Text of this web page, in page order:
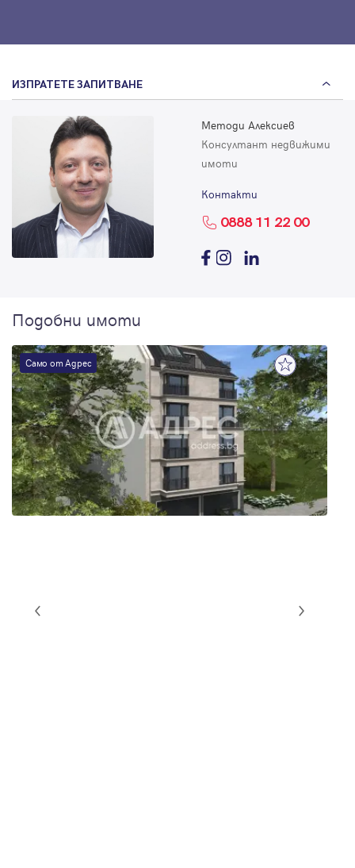
ИЗПРАТЕТЕ ЗАПИТВАНЕ
Методи Алексиев
Консултант недвижими
имоти
Контакти
0888 11 22 00
Подобни имоти
Само от Адрес